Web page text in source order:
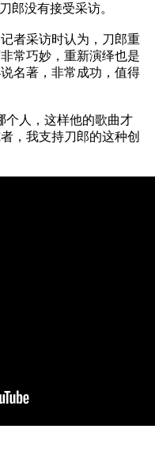
郎没有接受采访。
者采访时认为，刀郎重
常巧妙，重新演绎也是
名著，非常成功，值得
个人，这样他的歌曲才
，我支持刀郎的这种创